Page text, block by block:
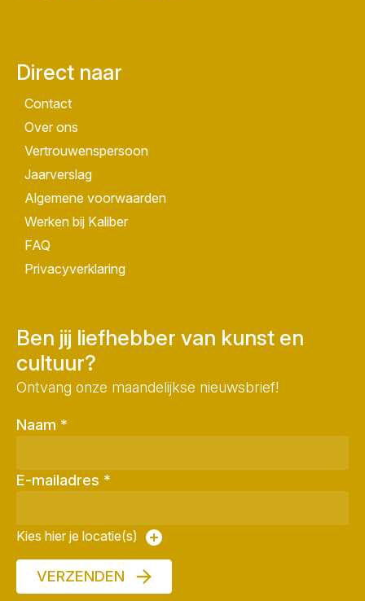
Direct naar
Contact
Over ons
Vertrouwenspersoon
Jaarverslag
Algemene voorwaarden
Werken bij Kaliber
FAQ
Privacyverklaring
Ben jij liefhebber van kunst en
cultuur?
Ontvang onze maandelijkse nieuwsbrief!
Naam *
E-mailadres *
Kies hier je locatie(s)
VERZENDEN